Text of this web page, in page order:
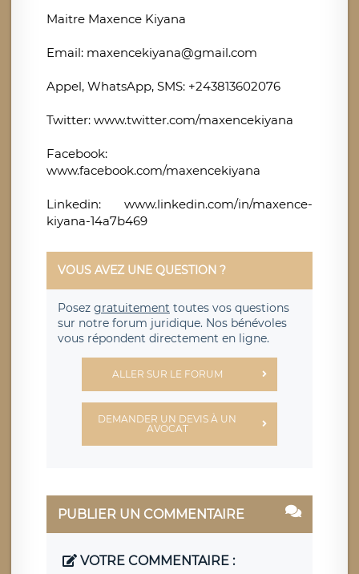
Maitre Maxence Kiyana
Email: maxencekiyana@gmail.com
Appel, WhatsApp, SMS: +243813602076
Twitter: www.twitter.com/maxencekiyana
Facebook:
www.facebook.com/maxencekiyana
Linkedin: www.linkedin.com/in/maxence-
kiyana-14a7b469
VOUS AVEZ UNE QUESTION ?
Posez gratuitement toutes vos questions
sur notre forum juridique. Nos bénévoles
vous répondent directement en ligne.
ALLER SUR LE FORUM
DEMANDER UN DEVIS À UN
AVOCAT
PUBLIER UN COMMENTAIRE
VOTRE COMMENTAIRE :